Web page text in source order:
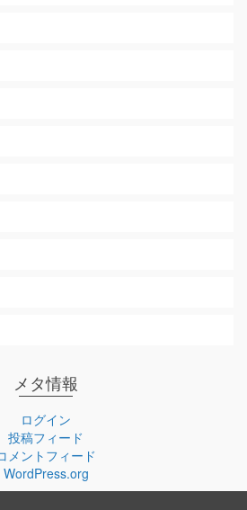
メタ情報
ログイン
投稿フィード
メントフィード
WordPress.org